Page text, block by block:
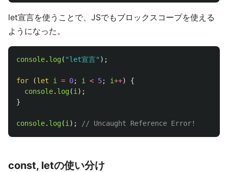
let宣言を使うことで、JSでもブロックスコープを使える
ようになった。
console. log( "let宣言" );
for (let i = 0; i < 5; i++)
{
console. log(i );
}
console. log(i ); // Uncaught Reference Error!
const, letの使い分け